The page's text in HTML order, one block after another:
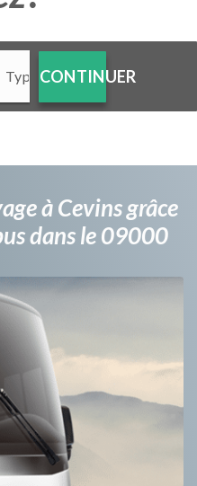
CONTINUER
à Cevins grâce
dans le 09000